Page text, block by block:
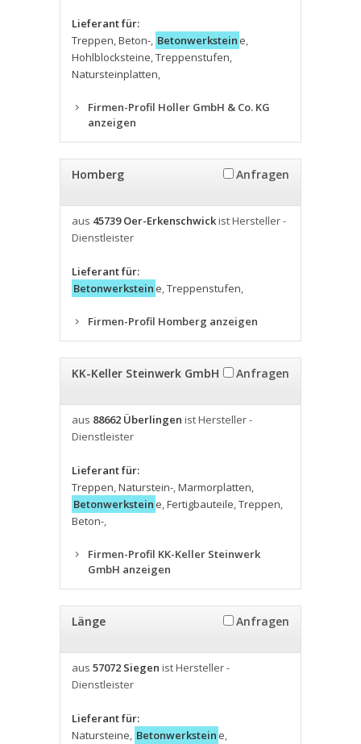
Lieferant für:
Treppen,Beton-, Betonwerkstein e,
Hohlblocksteine,Treppenstufen,
Natursteinplatten,
Firmen-Profil Holler GmbH & Co. KG
anzeigen
Homberg Anfragen
aus 45739 Oer-Erkenschwickist Hersteller -
Dienstleister
Lieferant für:
Betonwerkstein e,Treppenstufen,
Firmen-Profil Homberg anzeigen
KK-Keller Steinwerk GmbH Anfragen
aus 88662 Überlingen ist Hersteller -
Dienstleister
Lieferant für:
Treppen,Naturstein-,Marmorplatten,
Betonwerkstein e,Fertigbauteile,Treppen,
Beton-,
Firmen-Profil KK-Keller Steinwerk
GmbH anzeigen
Länge Anfragen
aus 57072 Siegen ist Hersteller -
Dienstleister
Lieferant für:
Natursteine, Betonwerkstein e,